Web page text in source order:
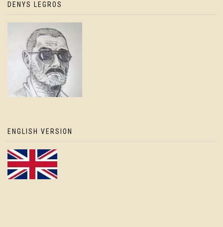
DENYS LEGROS
ENGLISH VERSION